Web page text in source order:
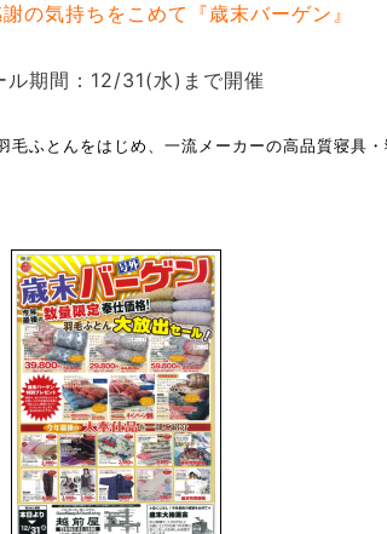
の気持ちをこめて『歳末バーゲン』
ル期間：12/31(水)まで開催
毛ふとんをはじめ、一流メーカーの高品質寝具